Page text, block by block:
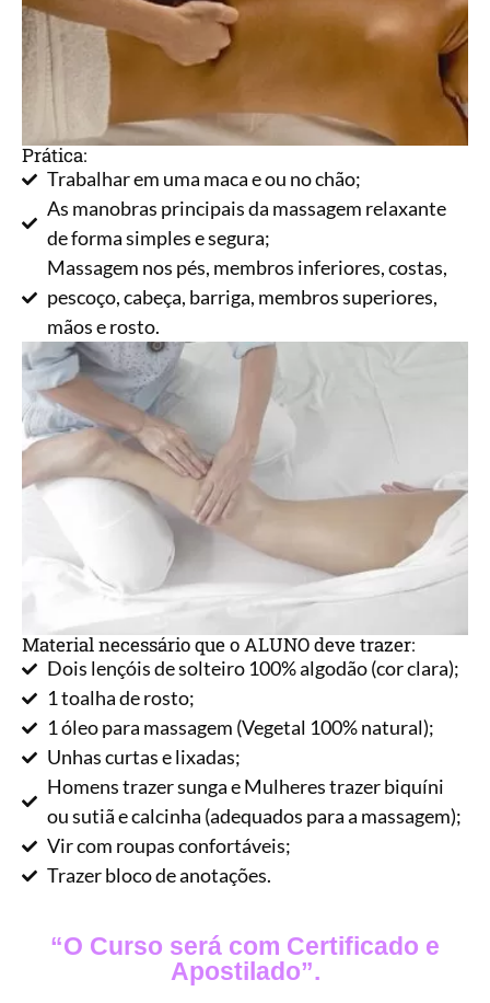
Prática:
Trabalhar em uma maca e ou no chão;
As manobras principais da massagem relaxante
de forma simples e segura;
Massagem nos pés, membros inferiores, costas,
pescoço, cabeça, barriga, membros superiores,
mãos e rosto.
Material necessário que o ALUNO deve trazer:
Dois lençóis de solteiro 100% algodão (cor clara);
1 toalha de rosto;
1 óleo para massagem (Vegetal 100% natural);
Unhas curtas e lixadas;
Homens trazer sunga e Mulheres trazer biquíni
ou sutiã e calcinha (adequados para a massagem);
Vir com roupas confortáveis;
Trazer bloco de anotações.
“O Curso será com Certificado e
Apostilado”.